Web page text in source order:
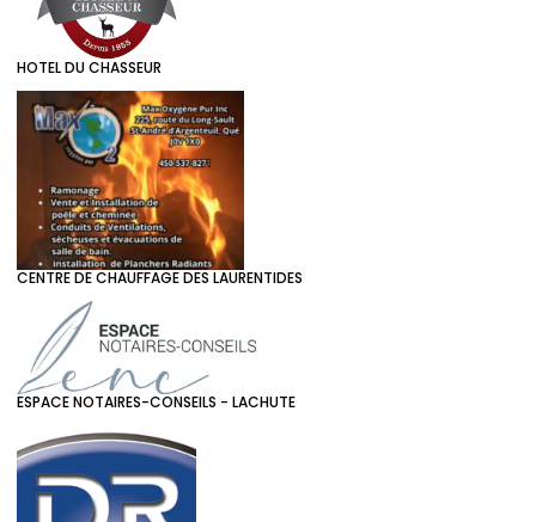
HOTEL DU CHASSEUR
CENTRE DE CHAUFFAGE DES LAURENTIDES
ESPACE NOTAIRES-CONSEILS - LACHUTE